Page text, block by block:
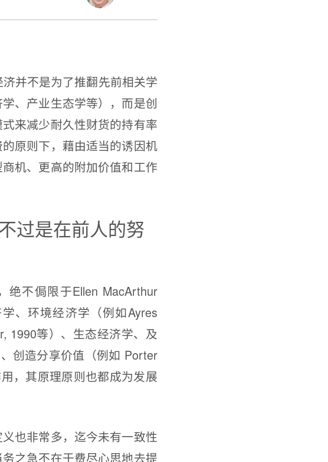
并不是为了推翻先前相关学
、产业生态学等），而是创
来减少耐久性财货的持有率
原则下，藉由适当的诱因机
机、更高的附加价值和工作
过是在前人的努
不侷限于Ellen MacArthur
、环境经济学（例如Ayres
1990等）、生态经济学、及
创造分享价值（例如 Porter
，其原理原则也都成为发展
也非常多，迄今未有一致性
之急不在于费尽心思地去提